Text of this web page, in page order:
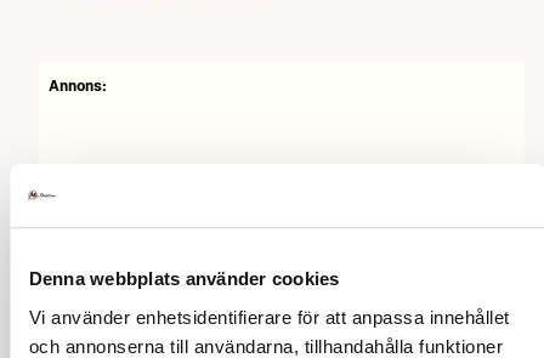
Denna webbplats använder cookies
Vi använder enhetsidentifierare för att anpassa innehållet
och annonserna till användarna, tillhandahålla funktioner
Annons: